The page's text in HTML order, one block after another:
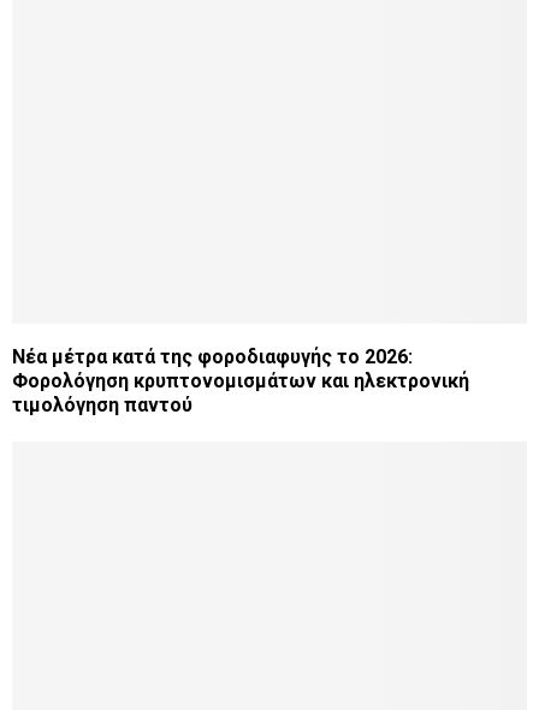
Νέα μέτρα κατά της φοροδιαφυγής το 2026:
Φορολόγηση κρυπτονομισμάτων και ηλεκτρονική
τιμολόγηση παντού